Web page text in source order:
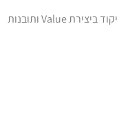
שיטות עבודה ייחודיות לאפיון וניתוח דאטה ומיקוד ביצירת Value ותובנות